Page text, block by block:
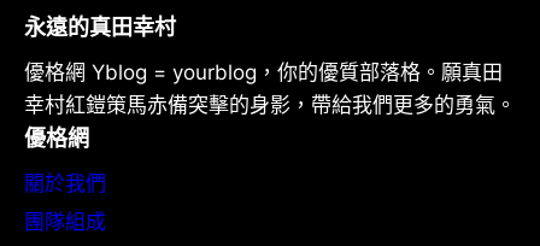
永遠的真田幸村
優格網 Yblog = yourblog，你的優質部落格。願真田
幸村紅鎧策馬赤備突擊的身影，帶給我們更多的勇氣。
優格網
關於我們
團隊組成